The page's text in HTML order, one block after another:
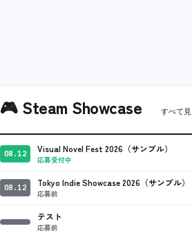
🎮Steam Showcase すべて
08.12 Visual Novel Fest 2026（サンプル）
応募受付中
08.12 Tokyo Indie Showcase 2026（サンプル）
応募前
テスト
応募前